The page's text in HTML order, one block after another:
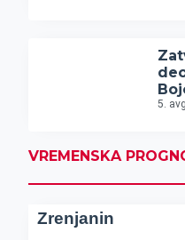
5.
VREMENSKA